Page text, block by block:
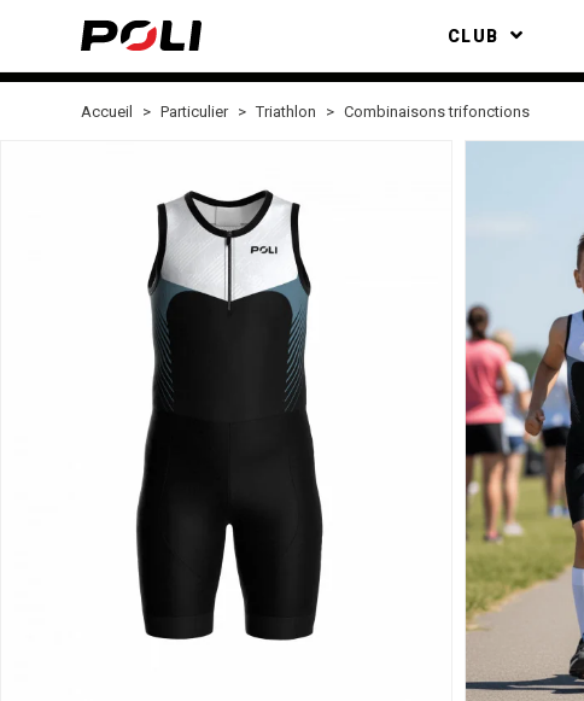
CLUB
Accueil Particulier Triathlon Combinaisons trifonctions